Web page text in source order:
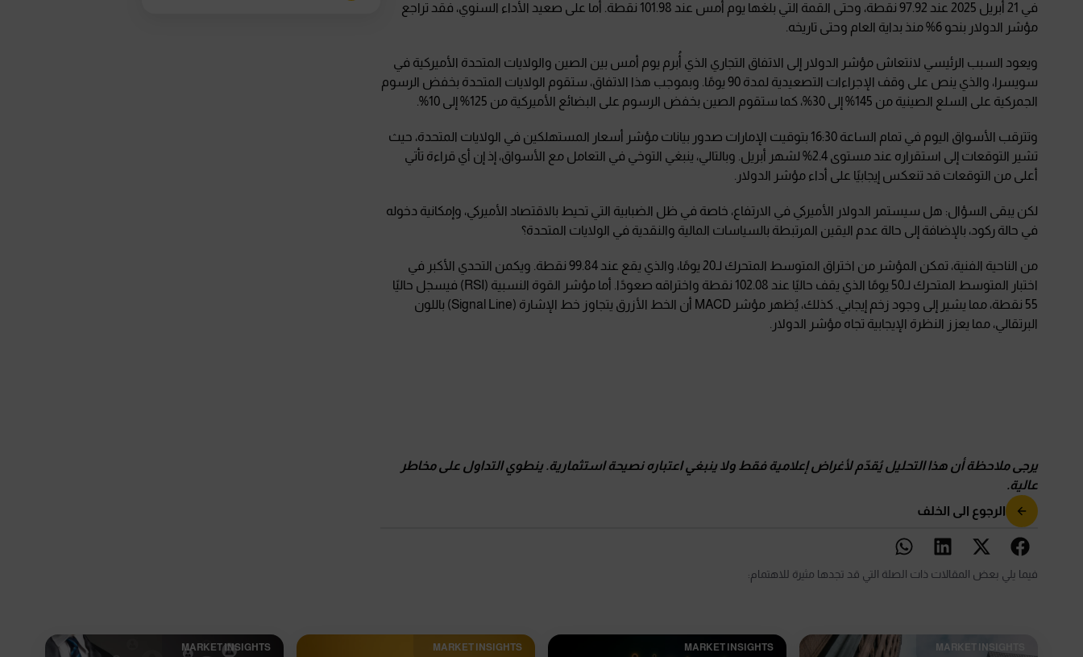
في 21 أبريل 2025 عند 97.92 نقطة، وحتى القمة التي بلغها يوم أمس عند 101.98 نقطة. أما على صعيد الأداء السنوي، فقد تراجع
مؤشر الدولار بنحو 6% منذ بداية العام وحتى تاريخه.
ويعود السبب الرئيسي لانتعاش مؤشر الدولار إلى الاتفاق التجاري الذي أُبرم يوم أمس بين الصين والولايات المتحدة الأميركية في
سويسرا، والذي ينص على وقف الإجراءات التصعيدية لمدة 90 يومًا. وبموجب هذا الاتفاق، ستقوم الولايات المتحدة بخفض الرسوم
الجمركية على السلع الصينية من 145% إلى 30%، كما ستقوم الصين بخفض الرسوم على البضائع الأميركية من 125% إلى 10%.
وتترقب الأسواق اليوم في تمام الساعة 16:30 بتوقيت الإمارات صدور بيانات مؤشر أسعار المستهلكين في الولايات المتحدة، حيث
تشير التوقعات إلى استقراره عند مستوى 2.4% لشهر أبريل. وبالتالي، ينبغي التوخي في التعامل مع الأسواق، إذ إن أي قراءة تأتي
أعلى من التوقعات قد تنعكس إيجابيًا على أداء مؤشر الدولار.
لكن يبقى السؤال: هل سيستمر الدولار الأميركي في الارتفاع، خاصة في ظل الضبابية التي تحيط بالاقتصاد الأميركي، وإمكانية دخوله
في حالة ركود، بالإضافة إلى حالة عدم اليقين المرتبطة بالسياسات المالية والنقدية في الولايات المتحدة؟
من الناحية الفنية، تمكن المؤشر من اختراق المتوسط المتحرك لـ20 يومًا، والذي يقع عند 99.84 نقطة. ويكمن التحدي الأكبر في
اختبار المتوسط المتحرك لـ50 يومًا الذي يقف حاليًا عند 102.08 نقطة واختراقه صعودًا. أما مؤشر القوة النسبية (RSI) فيسجل حاليًا
55 نقطة، مما يشير إلى وجود زخم إيجابي. كذلك، يُظهر مؤشر MACD أن الخط الأزرق يتجاوز خط الإشارة (Signal Line) باللون
البرتقالي، مما يعزز النظرة الإيجابية تجاه مؤشر الدولار.
يرجى ملاحظة أن هذا التحليل يُقدّم لأغراض إعلامية فقط ولا ينبغي اعتباره نصيحة استثمارية.ينطوي التداول على مخاطر
عالية.
الرجوع الى الخلف
فيما يلي بعض المقالات ذات الصلة التي قد تجدها مثيرة للاهتمام:
MARKET INSIGHTS​
MARKET INSIGHTS​
MARKET INSIGHTS​
MARKET INSIGHTS​